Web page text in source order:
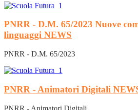
PNRR - D.M. 65/2023 Nuove
linguaggi NEWS
PNRR - D.M. 65/2023
PNRR - Animatori Digitali
PNRR - Animatori Digitali